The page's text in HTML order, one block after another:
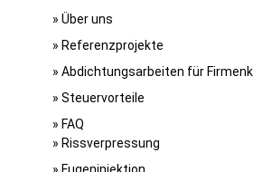
» Über uns
» Referenzprojekte
» Abdichtungsarbeiten für
» Steuervorteile
» FAQ
» Riss­verpressung
» Fugen­injektion